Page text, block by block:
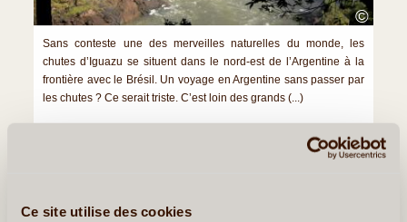
Ce site utilise des cookies
©
Sans conteste une des merveilles naturelles du monde, les
chutes d’Iguazu se situent dans le nord-est de l’Argentine à la
frontière avec le Brésil. Un voyage en Argentine sans passer par
les chutes ? Ce serait triste. C’est loin des grands (...)